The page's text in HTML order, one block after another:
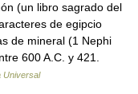
(un libro sagrado del
de egipcio
de mineral (1 Nephi
600 A.C. y 421.
Universal